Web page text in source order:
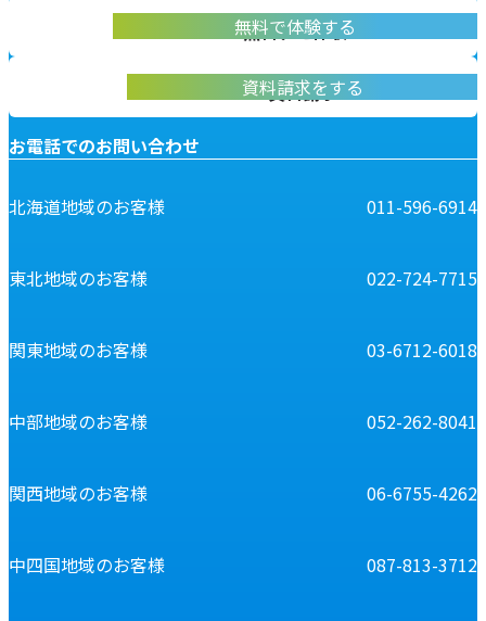
無料デモ体験
実際に操作して体験いただけます
無料で体験する
資料請求
abiliveDXの資料はこちらから
資料請求をする
お電話でのお問い合わせ
北海道地域のお客様 011-596-6914
東北地域のお客様 022-724-7715
関東地域のお客様 03-6712-6018
中部地域のお客様 052-262-8041
関西地域のお客様 06-6755-4262
中四国地域のお客様 087-813-3712